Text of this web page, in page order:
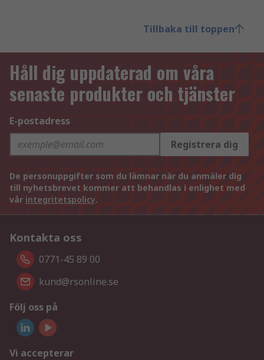
Tillbaka till toppen
Håll dig uppdaterad om våra
senaste produkter och tjänster
E-postadress
Registrera dig
De personuppgifter som du lämnar när du anmäler dig
till nyhetsbrevet kommer att behandlas i enlighet med
vår integritetspolicy.
Kontakta oss
0771-45 89 00
kund@rsonline.se
Följ oss på
Vi accepterar